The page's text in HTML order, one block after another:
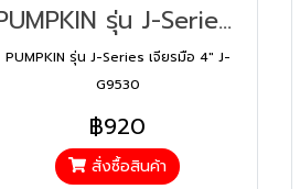
PUMPKIN รุ่น J-Series เจียรมือ 4″ J-G9530 50176
PUMPKIN รุ่น J-Series เจียรมือ 4″ J-
G9530
฿920
สั่งซื้อสินค้า